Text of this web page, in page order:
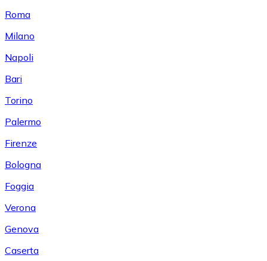
Roma
Milano
Napoli
Bari
Torino
Palermo
Firenze
Bologna
Foggia
Verona
Genova
Caserta